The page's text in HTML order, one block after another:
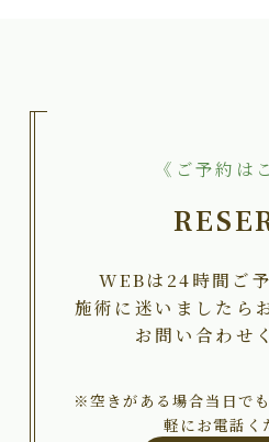
《ご予約は
WEBは24時間ご
施術に迷いましたら
お問い合わせ
※空きがある場合当日で
軽にお電話く